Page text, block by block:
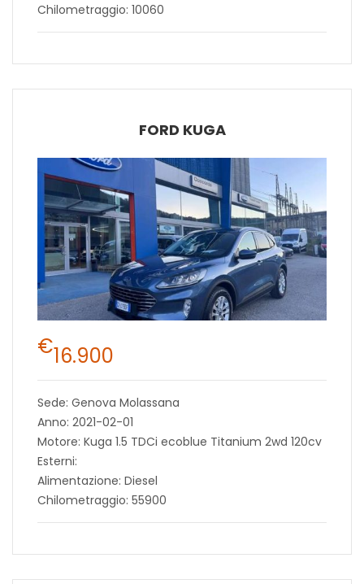
Chilometraggio: 10060
FORD KUGA
€16.900
Sede: Genova Molassana
Anno: 2021-02-01
Motore: Kuga 1.5 TDCi ecoblue Titanium 2wd 120cv
Esterni:
Alimentazione: Diesel
Chilometraggio: 55900